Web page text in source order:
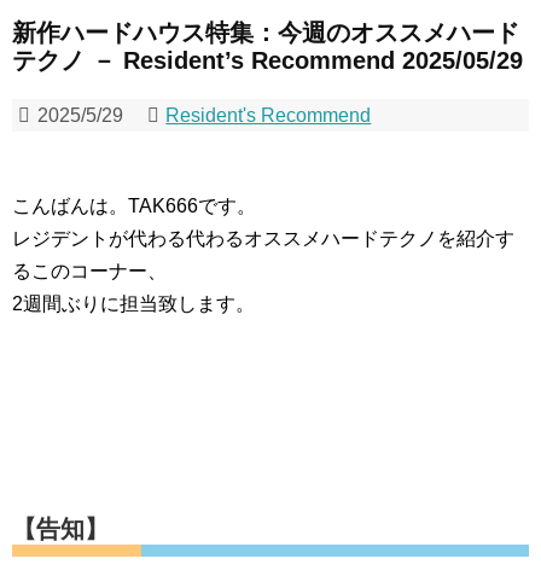
新作ハードハウス特集：今週のオススメハード
テクノ － Resident’s Recommend 2025/05/29
2025/5/29 Resident's Recommend
こんばんは。TAK666です。
レジデントが代わる代わるオススメハードテクノを紹介す
るこのコーナー、
2週間ぶりに担当致します。
【告知】